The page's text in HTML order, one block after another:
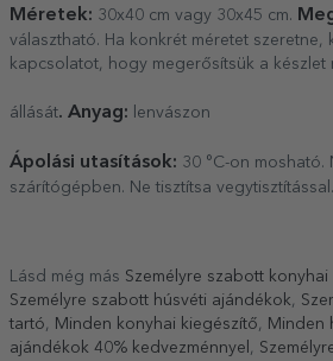
Méretek: 30x40 cm vagy 30x45 cm.
választható. Ha konkrét méretet szeretne,
kapcsolatot, hogy megerősítsük a készlet
állását. Anyag: lenvászon
Ápolási utasítások: 30 °C-on mosható.
szárítógépben. Ne tisztítsa vegytisztítással.
Lásd még más Személyre szabott
Személyre szabott húsvéti ajándékok
tartó
Minden konyhai kiegészítő Minden
ajándékok 40% kedvezménnyel